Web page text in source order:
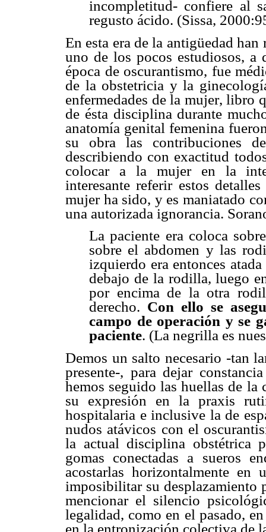
incompletitud- confiere al
regusto ácido. (Sissa,
En esta era de la antigüedad
uno de los pocos estudiosos, a
época de oscurantismo, fue
de la obstetricia y la
enfermedades de la mujer,
de ésta disciplina durante
anatomía genital femenina
su obra las contribuciones
describiendo con exactitud
colocar a la mujer en la
interesante referir estos
mujer ha sido, y es maniatado
una autorizada ignorancia.
La paciente era coloca
sobre el abdomen y las
izquierdo era entonces
debajo de la rodilla, luego
por encima de la otra
derecho. Con ello se
campo de operación y se
paciente. (La negrilla es
Demos un salto necesario -tan
presente-, para dejar
hemos seguido las huellas de
su expresión en la praxis
hospitalaria e inclusive la de
nudos atávicos con el
la actual disciplina obstétrica
gomas conectadas a sueros
acostarlas horizontalmente en
imposibilitar su desplazamiento
mencionar el silencio
legalidad, como en el pasado,
en la entronización colectiva de